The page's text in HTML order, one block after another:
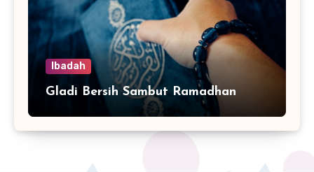
Ibadah
Gladi Bersih Sambut Ramadhan